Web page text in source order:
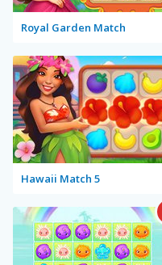
Royal Garden Match
Hawaii Match 5